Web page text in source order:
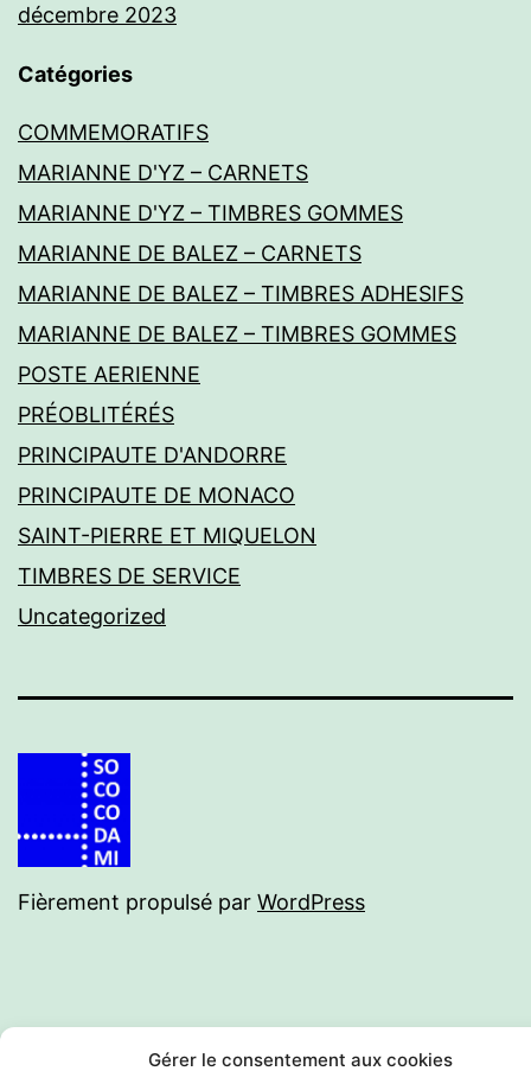
Gérer le consentement aux cookies
décembre 2023
Catégories
COMMEMORATIFS
MARIANNE D'YZ – CARNETS
MARIANNE D'YZ – TIMBRES GOMMES
MARIANNE DE BALEZ – CARNETS
MARIANNE DE BALEZ – TIMBRES ADHESIFS
MARIANNE DE BALEZ – TIMBRES GOMMES
POSTE AERIENNE
PRÉOBLITÉRÉS
PRINCIPAUTE D'ANDORRE
PRINCIPAUTE DE MONACO
SAINT-PIERRE ET MIQUELON
TIMBRES DE SERVICE
Uncategorized
Fièrement propulsé par WordPress